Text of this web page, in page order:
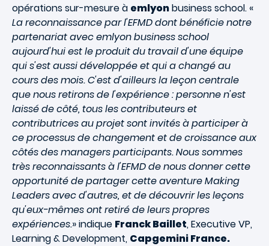
opérations sur-mesure à emlyonbusiness school. «
La reconnaissance par l'EFMD dont bénéficie notre
partenariat avec emlyon business school
aujourd'hui est le produit du travail d'une équipe
qui s'est aussi développée et qui a changé au
cours des mois. C'est d'ailleurs la leçon centrale
que nous retirons de l'expérience : personne n'est
laissé de côté, tous les contributeurs et
contributrices au projet sont invités à participer à
ce processus de changement et de croissance aux
côtés des managers participants. Nous sommes
très reconnaissants à l'EFMD de nous donner cette
opportunité de partager cette aventure Making
Leaders avec d'autres, et de découvrir les leçons
qu'eux-mêmes ont retiré de leurs propres
expériences.» indique Franck Baillet, Executive VP,
Learning & Development, Capgemini France.